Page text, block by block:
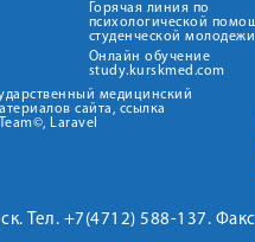
Горячая линия по
психологической
студенческой молодежи
Онлайн обучение
study.kurskmed.com
медицинский
сайта, ссылка
Laravel
Тел. +7(4712) 588-137.